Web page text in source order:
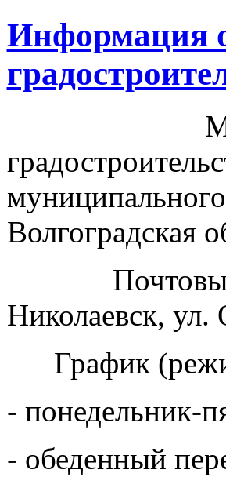
Информация
Волгоградская
Почтовый
Николаевск, ул.
График
- понедельник-
- обеденный